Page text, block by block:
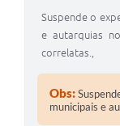
Suspende o
e autarquias
correlatas.,
Obs:
municipais e